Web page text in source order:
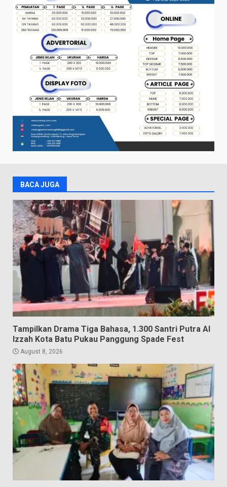
BACA JUGA
Tampilkan Drama Tiga Bahasa, 1.300 Santri Putra Al
Izzah Kota Batu Pukau Panggung Spade Fest
August 8, 2026